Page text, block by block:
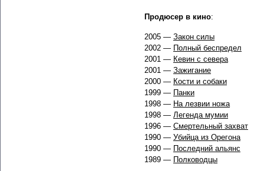
Продюсер в кино:
2005 — Закон силы
2002 — Полный беспредел
2001 — Кевин с севера
2001 — Зажигание
2000 — Кости и собаки
1999 — Панки
1998 — На лезвии ножа
1998 — Легенда мумии
1996 — Смертельный захват
1990 — Убийца из Орегона
1990 — Последний альянс
1989 — Полководцы